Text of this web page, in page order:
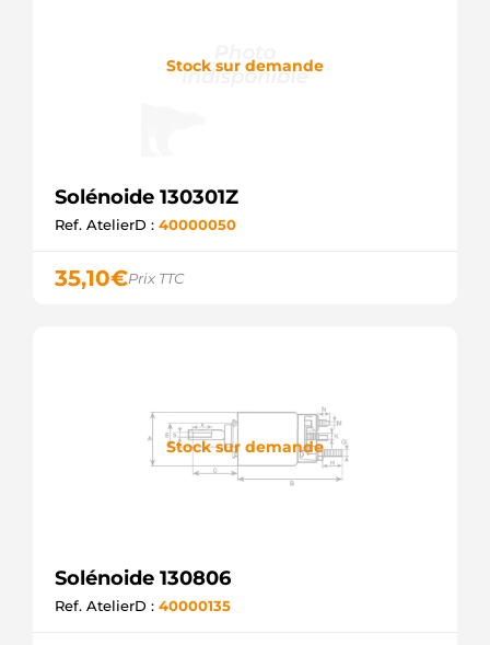
Stock sur demande
Solénoide 130301Z
Ref. AtelierD : 40000050
35,10€Prix TTC
Stock sur demande
Solénoide 130806
Ref. AtelierD : 40000135